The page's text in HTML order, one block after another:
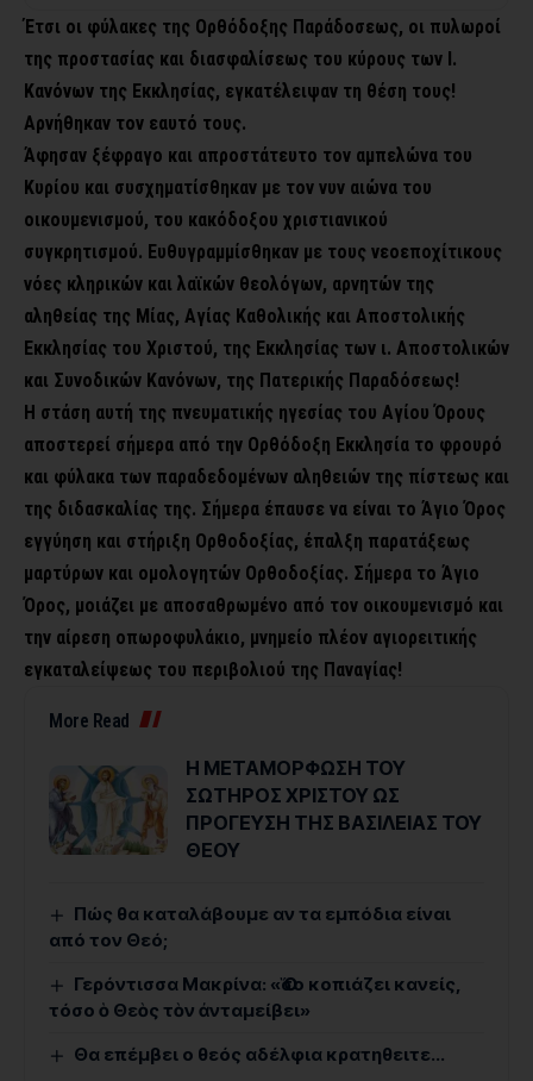
Έτσι οι φύλακες της Ορθόδοξης Παράδοσεως, οι πυλωροί
της προστασίας και διασφαλίσεως του κύρους των Ι.
Κανόνων της Εκκλησίας, εγκατέλειψαν τη θέση τους!
Αρνήθηκαν τον εαυτό τους.
Άφησαν ξέφραγο και απροστάτευτο τον αμπελώνα του
Κυρίου και συσχηματίσθηκαν με τον νυν αιώνα του
οικουμενισμού, του κακόδοξου χριστιανικού
συγκρητισμού. Ευθυγραμμίσθηκαν με τους νεοεποχίτικους
νόες κληρικών και λαϊκών θεολόγων, αρνητών της
αληθείας της Μίας, Αγίας Καθολικής και Αποστολικής
Εκκλησίας του Χριστού, της Εκκλησίας των ι. Αποστολικών
και Συνοδικών Κανόνων, της Πατερικής Παραδόσεως!
Η στάση αυτή της πνευματικής ηγεσίας του Αγίου Όρους
αποστερεί σήμερα από την Ορθόδοξη Εκκλησία το φρουρό
και φύλακα των παραδεδομένων αληθειών της πίστεως και
της διδασκαλίας της. Σήμερα έπαυσε να είναι το Άγιο Όρος
εγγύηση και στήριξη Ορθοδοξίας, έπαλξη παρατάξεως
μαρτύρων και ομολογητών Ορθοδοξίας. Σήμερα το Άγιο
Όρος, μοιάζει με αποσαθρωμένο από τον οικουμενισμό και
την αίρεση οπωροφυλάκιο, μνημείο πλέον αγιορειτικής
εγκαταλείψεως του περιβολιού της Παναγίας!
More Read
Η ΜΕΤΑΜΟΡΦΩΣΗ ΤΟΥ
ΣΩΤΗΡΟΣ ΧΡΙΣΤΟΥ ΩΣ
ΠΡΟΓΕΥΣΗ ΤΗΣ ΒΑΣΙΛΕΙΑΣ ΤΟΥ
ΘΕΟΥ
Πώς θα καταλάβουμε αν τα εμπόδια είναι
από τον Θεό;
Γερόντισσα Μακρίνα: «Ὅσο κοπιάζει κανείς,
τόσο ὁ Θεὸς τὸν ἀνταμείβει»
Θα επέμβει ο θεός αδέλφια κρατηθειτε…